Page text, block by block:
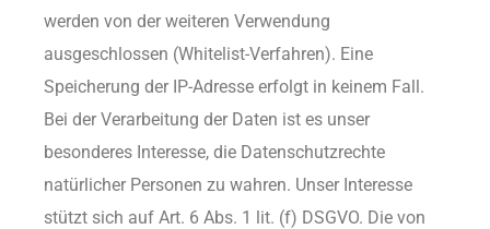
werden von der weiteren Verwendung
ausgeschlossen (Whitelist-Verfahren). Eine
Speicherung der IP-Adresse erfolgt in keinem Fall.
Bei der Verarbeitung der Daten ist es unser
besonderes Interesse, die Datenschutzrechte
natürlicher Personen zu wahren. Unser Interesse
stützt sich auf Art. 6 Abs. 1 lit. (f) DSGVO. Die von